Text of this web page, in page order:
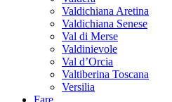
Valdichiana Aretina
Valdichiana Senese
Val di Merse
Valdinievole
Val d’Orcia
Valtiberina Toscana
Versilia